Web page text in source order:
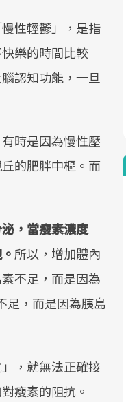
性輕鬱」，是指
樂的時間比較
認知功能，一旦
時是因為慢性壓
的肥胖中樞。而
，當瘦素濃度
所以，增加體內
不足，而是因為
足，而是因為胰島
，就無法正確接
瘦素的阻抗。
防醫學」已成全民
，健檢不只是醫
民眾了解自身健康
重要起點。